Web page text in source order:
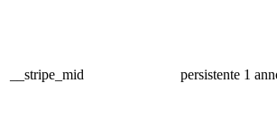
__stripe_mid persistente 1